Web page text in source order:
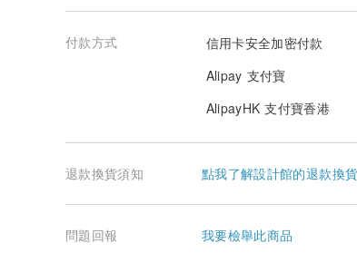
付款方式
信用卡安全加密付款
Alipay 支付寶
AlipayHK 支付寶香港
退款換貨須知 點我了解設計館的退款換
問題回報 我要檢舉此商品